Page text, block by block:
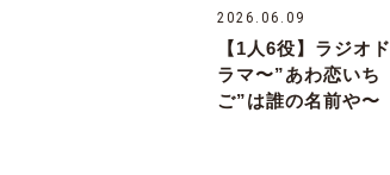
2026.06.09
【1人6役】ラジオド
ラマ〜”あわ恋いち
ご”は誰の名前や〜